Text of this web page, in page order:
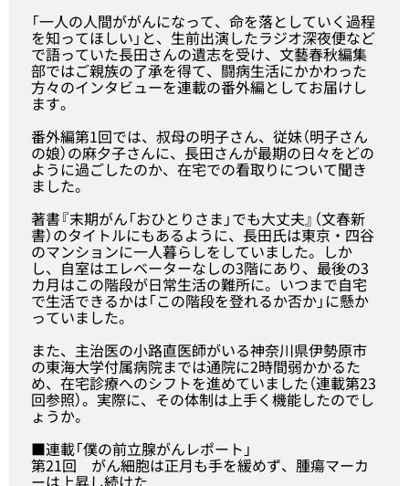
「一人の人間ががんになって、命を落としていく過程
を知ってほしい」と、生前出演したラジオ深夜便など
で語っていた長田さんの遺志を受け、文藝春秋編集
部ではご親族の了承を得て、闘病生活にかかわった
方々のインタビューを連載の番外編としてお届けし
ます。
番外編第1回では、叔母の明子さん、従妹（明子さん
の娘）の麻夕子さんに、長田さんが最期の日々をどの
ように過ごしたのか、在宅での看取りについて聞き
ました。
著書『末期がん「おひとりさま」でも大丈夫』（文春新
書）のタイトルにもあるように、長田氏は東京・四谷
のマンションに一人暮らしをしていました。しか
し、自室はエレベーターなしの3階にあり、最後の3
カ月はこの階段が日常生活の難所に。いつまで自宅
で生活できるかは「この階段を登れるか否か」に懸か
っていました。
また、主治医の小路直医師がいる神奈川県伊勢原市
の東海大学付属病院までは通院に2時間弱かかるた
め、在宅診療へのシフトを進めていました（連載第23
回参照）。実際に、その体制は上手く機能したのでし
ょうか。
■連載「僕の前立腺がんレポート 」
第21回 がん細胞は正月も手を緩めず、腫瘍マーカ
ーは上昇し続けた